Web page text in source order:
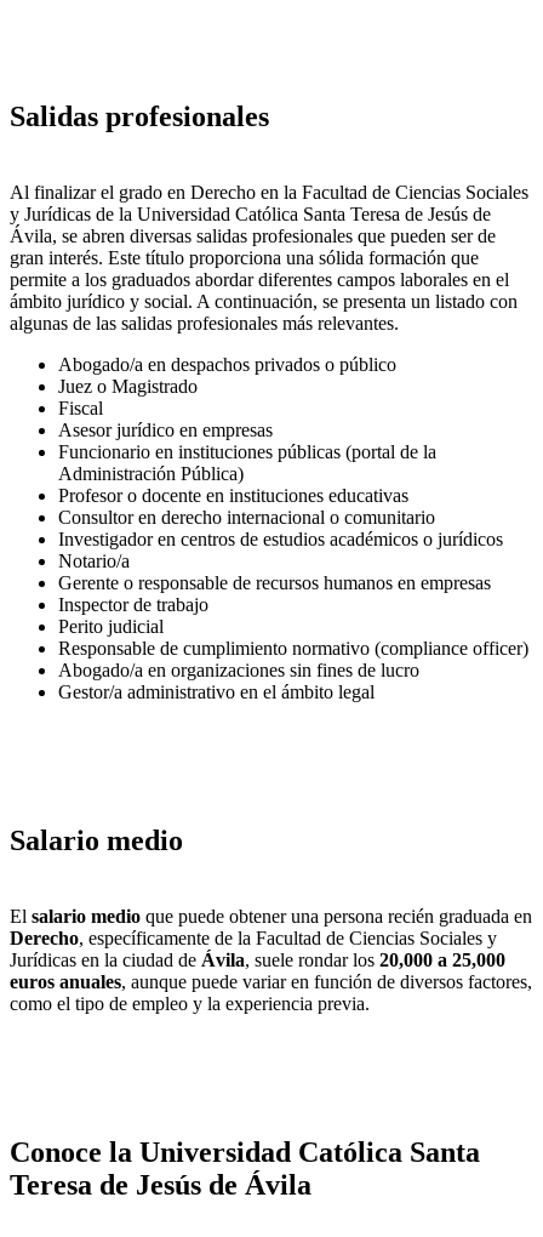
Salidas profesionales
Al finalizar el grado en Derecho en la Facultad de Ciencias Sociales
y Jurídicas de la Universidad Católica Santa Teresa de Jesús de
Ávila, se abren diversas salidas profesionales que pueden ser de
gran interés. Este título proporciona una sólida formación que
permite a los graduados abordar diferentes campos laborales en el
ámbito jurídico y social. A continuación, se presenta un listado con
algunas de las salidas profesionales más relevantes.
Abogado/a en despachos privados o público
Juez o Magistrado
Fiscal
Asesor jurídico en empresas
Funcionario en instituciones públicas (portal de la
Administración Pública)
Profesor o docente en instituciones educativas
Consultor en derecho internacional o comunitario
Investigador en centros de estudios académicos o jurídicos
Notario/a
Gerente o responsable de recursos humanos en empresas
Inspector de trabajo
Perito judicial
Responsable de cumplimiento normativo (compliance officer)
Abogado/a en organizaciones sin fines de lucro
Gestor/a administrativo en el ámbito legal
Salario medio
El salario medio que puede obtener una persona recién graduada en
Derecho, específicamente de la Facultad de Ciencias Sociales y
Jurídicas en la ciudad de Ávila, suele rondar los 20,000 a 25,000
euros anuales, aunque puede variar en función de diversos factores,
como el tipo de empleo y la experiencia previa.
Conoce la Universidad Católica Santa
Teresa de Jesús de Ávila